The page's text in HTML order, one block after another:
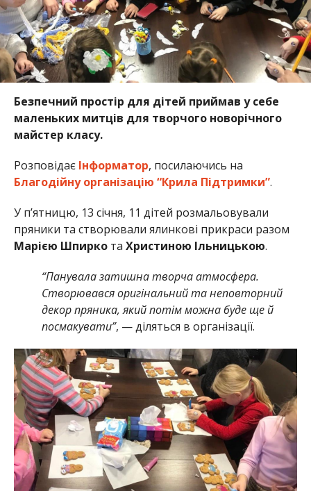
Безпечний простір для дітей приймав у себе
маленьких митців для творчого новорічного
майстер класу.
Розповідає Інформатор, посилаючись на
Благодійну організацію “Крила Підтримки”.
У п’ятницю, 13 січня, 11 дітей розмальовували
пряники та створювали ялинкові прикраси разом
Марією Шпиркота Христиною Ільницькою.
“Панувала затишна творча атмосфера.
Створювався оригінальний та неповторний
декор пряника, який потім можна буде ще й
посмакувати”, — діляться в організації.